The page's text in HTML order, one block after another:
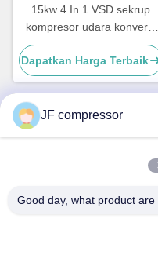
15kw 4 In 1 VSD sekrup
kompresor udara konversi
frekuensi untuk mesin
pemotong laser
Dapatkan Harga Terbaik
No. 99 Jalan
JF compressor
Good day, what product